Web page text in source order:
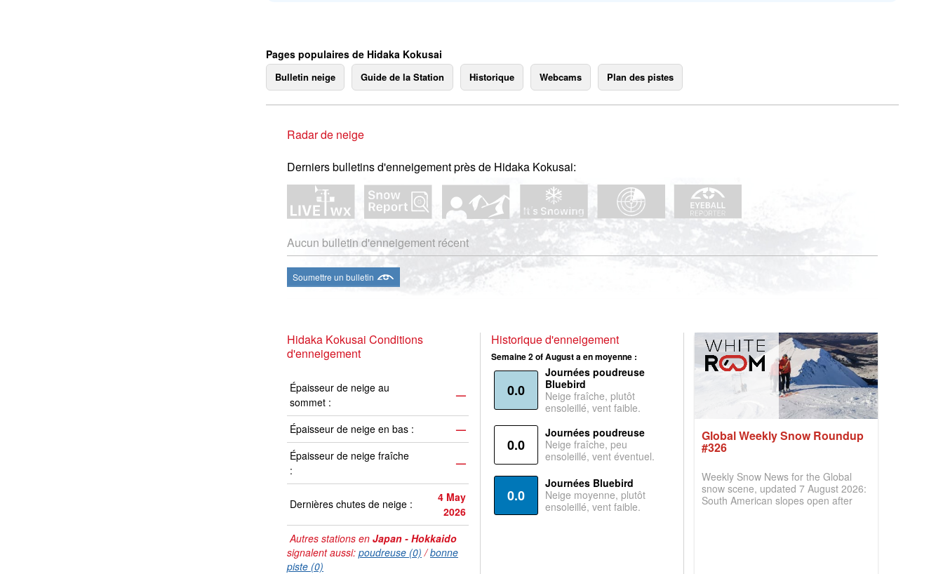
Pages populaires de Hidaka Kokusai
Bulletin neige Guide de la Station Historique Webcams Plan des pistes
Radar de neige
Derniers bulletins d'enneigement près de Hidaka Kokusai:
Aucun bulletin d'enneigement récent
Soumettre un bulletin
Hidaka Kokusai Conditions
d'enneigement
Épaisseur de neige au
sommet :
—
Épaisseur de neige en bas :
—
Épaisseur de neige fraîche
:
—
Dernières chutes de neige :
4 May
2026
Autres stations en Japan - Hokkaido
signalent aussi: poudreuse (0) /bonne
piste (0)
Historique d'enneigement
Semaine 2 of August a en moyenne :
0.0
Journées poudreuse
Bluebird
Neige fraîche, plutôt
ensoleillé, vent faible.
0.0
Journées poudreuse
Neige fraîche, peu
ensoleillé, vent éventuel.
0.0
Journées Bluebird
Neige moyenne, plutôt
ensoleillé, vent faible.
Global Weekly Snow Roundup
#326
Weekly Snow News for the Global
snow scene, updated 7 August 2026:
South American slopes open after